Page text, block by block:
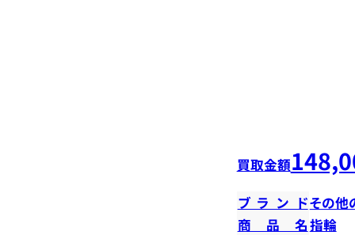
買取金額
ブランドその他
商品名指輪